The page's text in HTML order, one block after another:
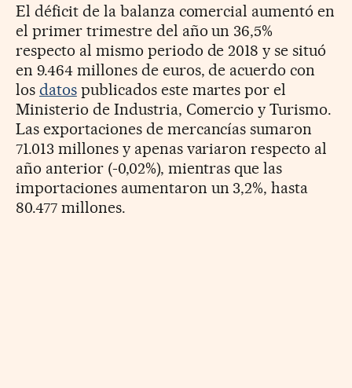
El déficit de la balanza comercial aumentó en
el primer trimestre del año un 36,5%
respecto al mismo periodo de 2018 y se situó
en 9.464 millones de euros, de acuerdo con
los datospublicados este martes por el
Ministerio de Industria, Comercio y Turismo.
Las exportaciones de mercancías sumaron
71.013 millones y apenas variaron respecto al
año anterior (-0,02%), mientras que las
importaciones aumentaron un 3,2%, hasta
80.477 millones.